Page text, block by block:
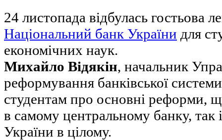
24 листопада відбулась гостьова
Національний банк України для
економічних наук.
Михайло Відякін, начальник
реформування банківської
студентам про основні реформи,
в самому центральному банку, так
України в цілому.